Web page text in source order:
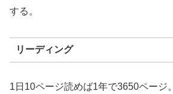
する。
リーディング
1日10ページ読めば1年で3650ページ。